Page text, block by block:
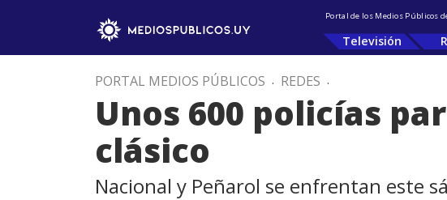
Portal de los Medios Públicos
Televisión
PORTAL MEDIOS PÚBLICOS . REDES .
Unos 600 policías
clásico
Nacional y Peñarol se enfrentan este